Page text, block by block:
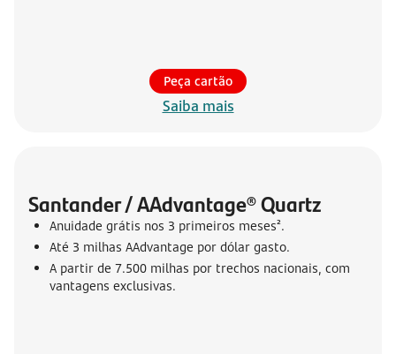
Peça cartão
Saiba mais
Santander / AAdvantage® Quartz
Anuidade grátis nos 3 primeiros meses².
Até 3 milhas AAdvantage por dólar gasto.
A partir de 7.500 milhas por trechos nacionais, com
vantagens exclusivas.